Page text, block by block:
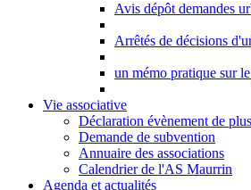
Avis dépôt demandes
Arrêtés de décisions
un mémo pratique sur
Vie associative
Déclaration évènement de
Demande de subvention
Annuaire des associations
Calendrier de l'AS Maurrin
Agenda et actualités